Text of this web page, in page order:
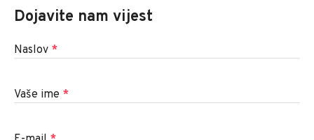
Dojavite nam vijest
Naslov *
Vaše ime *